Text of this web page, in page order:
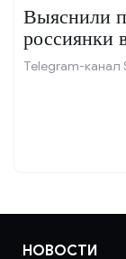
Выяснили
россиянки
Telegram-канал
НОВОСТИ